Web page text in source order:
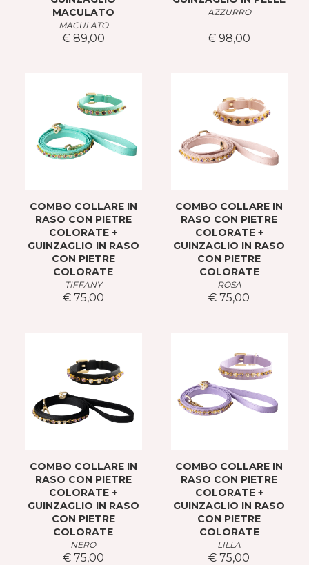
MACULATO
MACULATO
€ 89,00
AZZURRO
€ 98,00
COMBO COLLARE IN
RASO CON PIETRE
COLORATE +
GUINZAGLIO IN RASO
CON PIETRE
COLORATE
TIFFANY
€ 75,00
COMBO COLLARE IN
RASO CON PIETRE
COLORATE +
GUINZAGLIO IN RASO
CON PIETRE
COLORATE
ROSA
€ 75,00
COMBO COLLARE IN
RASO CON PIETRE
COLORATE +
GUINZAGLIO IN RASO
CON PIETRE
COLORATE
NERO
€ 75,00
COMBO COLLARE IN
RASO CON PIETRE
COLORATE +
GUINZAGLIO IN RASO
CON PIETRE
COLORATE
LILLA
€ 75,00